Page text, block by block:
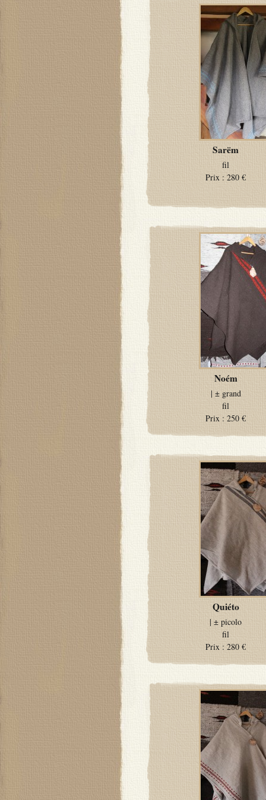
Sarëm
fil
Prix : 280 €
Noém
| ± grand
fil
Prix : 250 €
Quiéto
| ± picolo
fil
Prix : 280 €